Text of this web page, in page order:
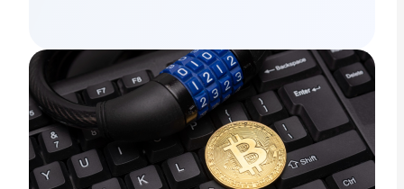
Lieferkettenmanagement. Es konzentriert sich […]